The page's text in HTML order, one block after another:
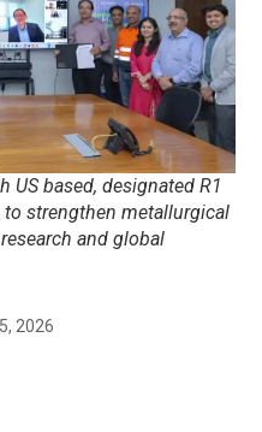
US based, designated R1
strengthen metallurgical
and global
2026